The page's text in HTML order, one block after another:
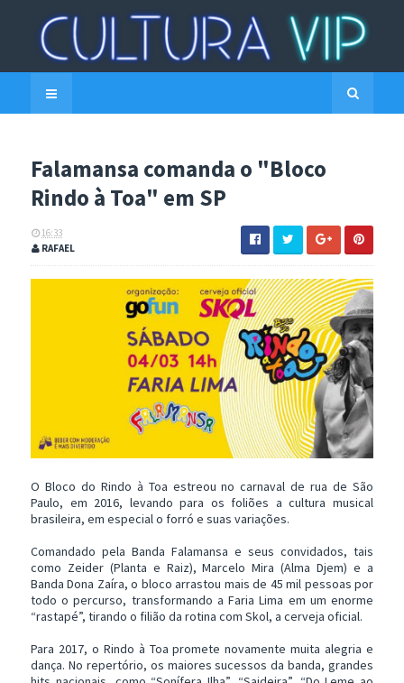
Falamansa comanda o "Bloco
Rindo à Toa" em SP
16:33
RAFAEL
O Bloco do Rindo à Toa estreou no carnaval de rua de São
Paulo, em 2016, levando para os foliões a cultura musical
brasileira, em especial o forró e suas variações.
Comandado pela Banda Falamansa e seus convidados, tais
como Zeider (Planta e Raiz), Marcelo Mira (Alma Djem) e a
Banda Dona Zaíra, o bloco arrastou mais de 45 mil pessoas por
todo o percurso, transformando a Faria Lima em um enorme
“rastapé”, tirando o filião da rotina com Skol, a cerveja oficial.
Para 2017, o Rindo à Toa promete novamente muita alegria e
dança. No repertório, os maiores sucessos da banda, grandes